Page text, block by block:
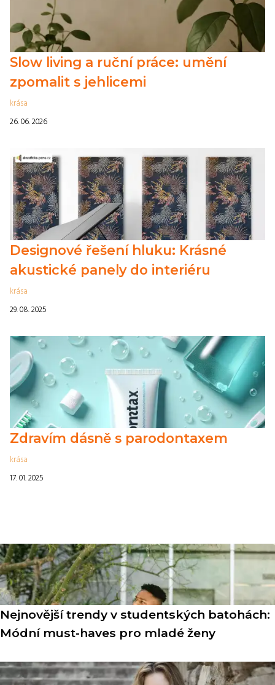
Slow living a ruční práce: umění
zpomalit s jehlicemi
krása
26. 06. 2026
Designové řešení hluku: Krásné
akustické panely do interiéru
krása
29. 08. 2025
Zdravím dásně s parodontaxem
krása
17. 01. 2025
Nejnovější trendy v studentských batohách:
Módní must-haves pro mladé ženy